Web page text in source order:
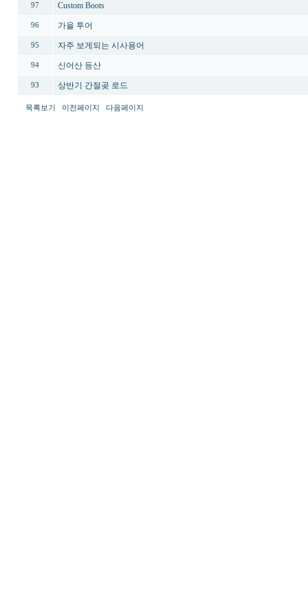
97 Custom Boots
96 가을 투어
95 자주 보게되는 시사용어
94 신어산 등산
93 상반기 간절곶 로드
목록보기 이전페이지 다음페이지